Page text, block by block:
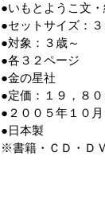
●いもとようこ文
●セットサイズ：
●対象：３歳～
●各３２ページ
●金の星社
●定価：１９，８０
●２００５年１０
●日本製
※書籍・ＣＤ・Ｄ